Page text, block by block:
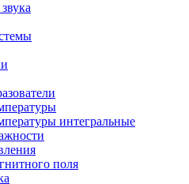
интегральные
поля